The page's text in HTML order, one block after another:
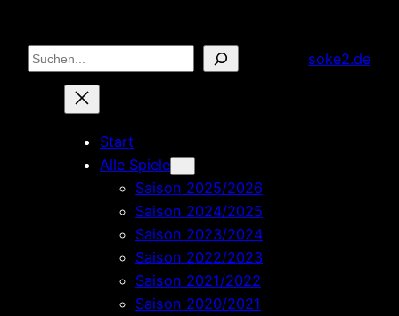
Inhalt
springen
Suchen soke2.de
Start
Alle Spiele
Saison 2025/2026
Saison 2024/2025
Saison 2023/2024
Saison 2022/2023
Saison 2021/2022
Saison 2020/2021